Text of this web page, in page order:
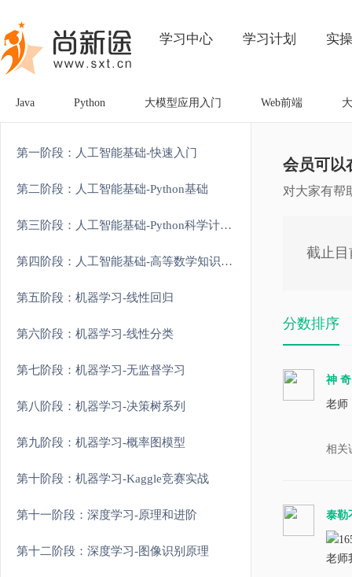
学习中心 学习计划 实操
Java Python 大模型应用入门 Web前端
第一阶段：人工智能基础-快速入门
第二阶段：人工智能基础-Python基础
第三阶段：人工智能基础-Python科学计算和可视化
第四阶段：人工智能基础-高等数学知识强化
第五阶段：机器学习-线性回归
第六阶段：机器学习-线性分类
第七阶段：机器学习-无监督学习
第八阶段：机器学习-决策树系列
第九阶段：机器学习-概率图模型
第十阶段：机器学习-Kaggle竞赛实战
第十一阶段：深度学习-原理和进阶
第十二阶段：深度学习-图像识别原理
会员可以
对大家有帮
截止
分数排序
神 奇
老师
相关
泰勒
老师